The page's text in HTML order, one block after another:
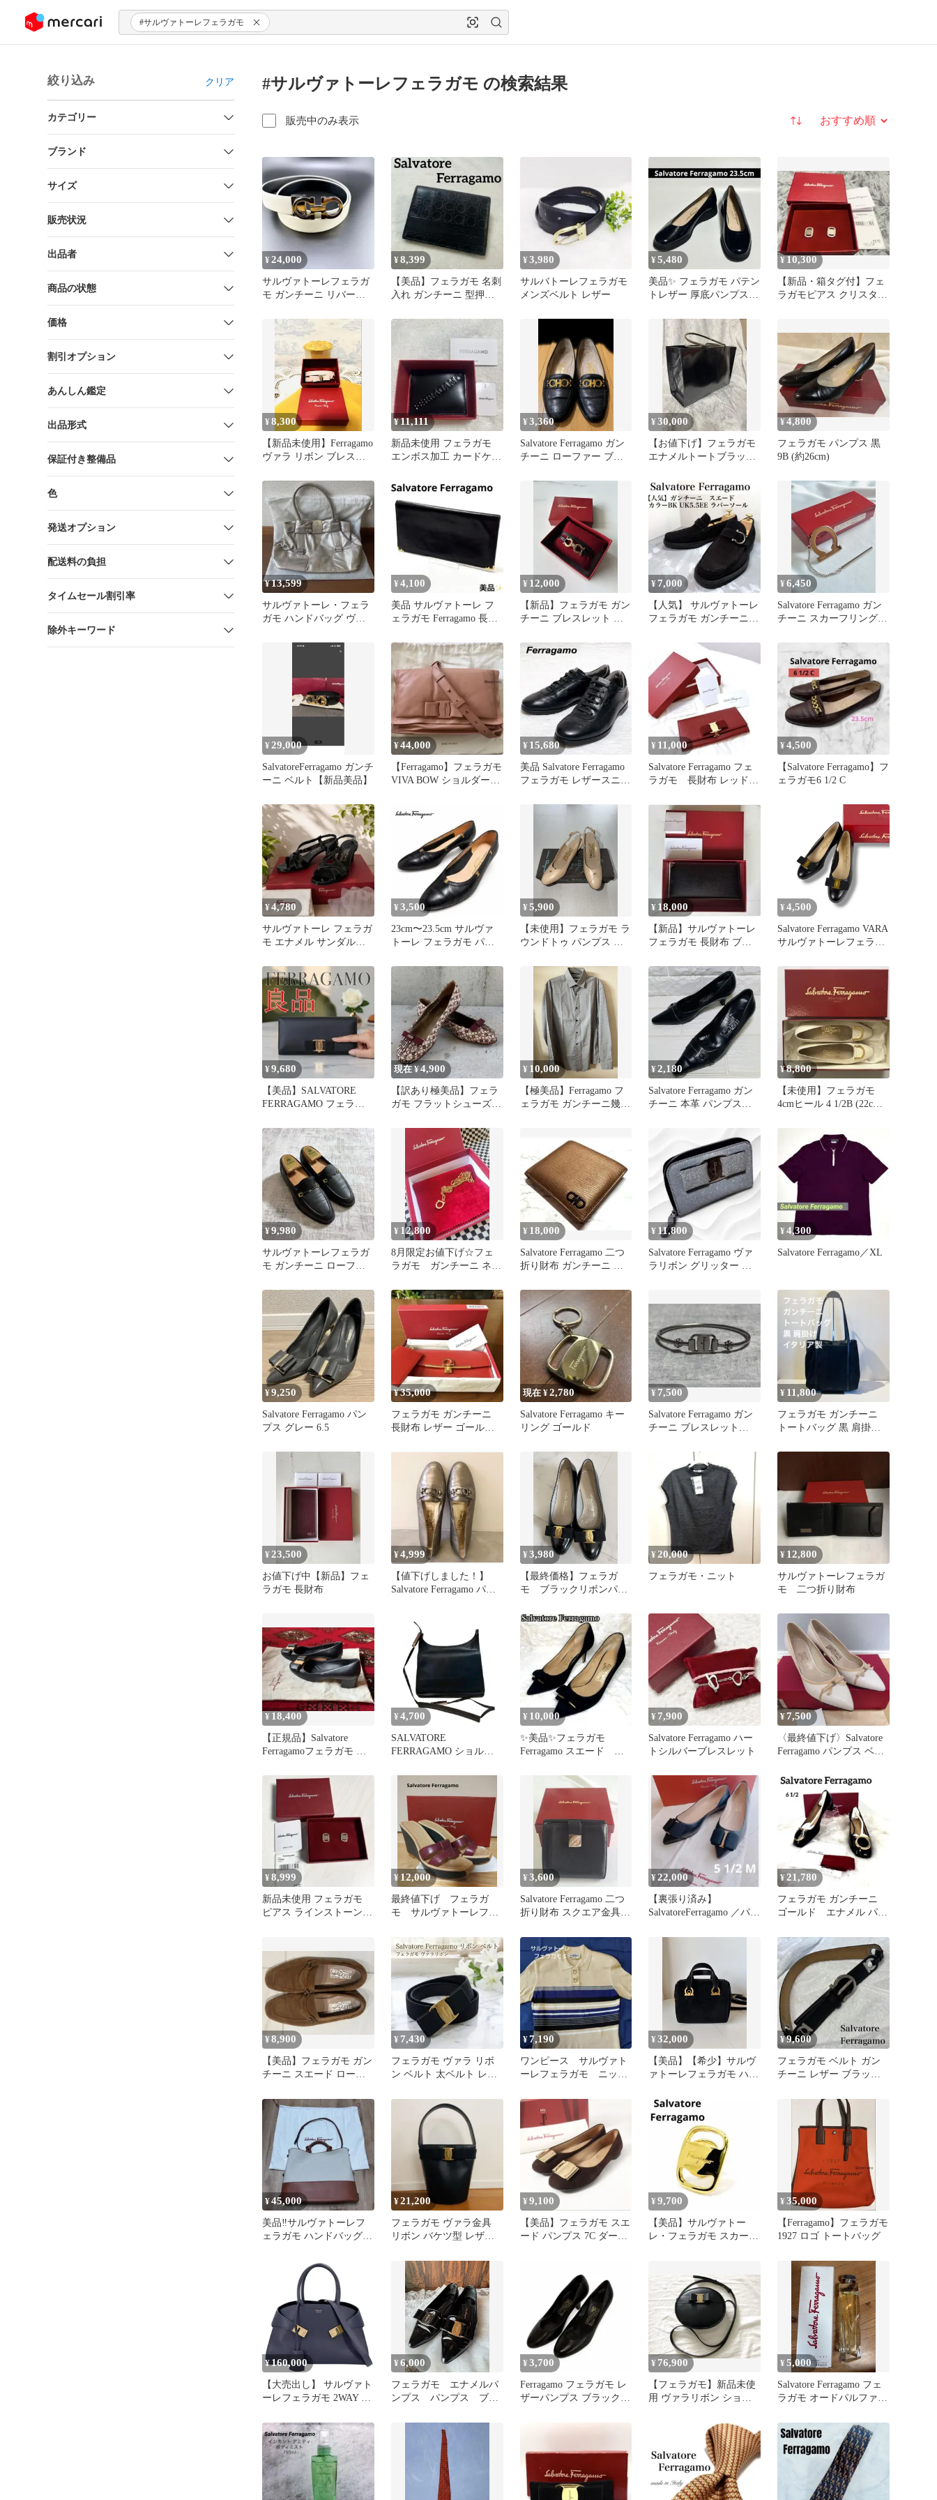
ツにスキップ #サルヴァトーレフェラガモ
絞り込み クリア
カテゴリー
ブランド
サイズ
販売状況
出品者
商品の状態
価格
割引オプション
あんしん鑑定
出品形式
保証付き整備品
色
発送オプション
配送料の負担
タイムセール割引率
除外キーワード
#サルヴァトーレフェラガモ の検索結果
販売中のみ表示 並び替え
¥24,000
サルヴァトーレフェラガ
モ ガンチーニ リバーシ
¥8,399
【美品】フェラガモ 名刺
入れ ガンチーニ 型押し
¥3,980
サルバトーレフェラガモ
メンズベルト レザー
¥5,480
美品✨ フェラガモ パテン
トレザー 厚底パンプス
¥ 10,300
【新品・箱タグ付】フェ
ラガモピアス クリスタル
¥8,300
【新品未使用】Ferragamo
ヴァラ リボン ブレスレ
¥11,111
新品未使用 フェラガモ
エンボス加工 カードケー
¥3,360
Salvatore Ferragamo ガン
チーニ ローファー ブラ
¥30,000
【お値下げ】フェラガモ
エナメルトートブラック
¥4,800
フェラガモ パンプス 黒
9B (約26cm)
¥13,599
サルヴァトーレ・フェラ
ガモ ハンドバッグ ヴァ
¥ 4,100
美品 サルヴァトーレ フ
ェラガモ Ferragamo 長財
¥ 12,000
【新品】フェラガモ ガン
チーニ ブレスレット チ
¥ 7,000
【人気】 サルヴァトーレ
フェラガモ ガンチーニ
¥6,450
Salvatore Ferragamo ガン
チーニ スカーフリング
¥ 29,000
SalvatoreFerragamo ガンチ
ーニ ベルト【新品美品】
¥44,000
【Ferragamo】フェラガモ
VIVA BOW ショルダーバ
¥ 15,680
美品 Salvatore Ferragamo
フェラガモ レザースニー
¥ 11,000
Salvatore Ferragamo フェ
ラガモ 長財布 レッド
¥4,500
【Salvatore Ferragamo】フ
ェラガモ6 1/2 C
¥4,780
サルヴァトーレ フェラガ
モ エナメル サンダル
¥ 3,500
23cm〜23.5cm サルヴァ
トーレ フェラガモ パン
¥5,900
【未使用】フェラガモ ラ
ウンドトゥ パンプス ヴ
¥ 18,000
【新品】サルヴァトーレ
フェラガモ 長財布 ブラ
¥ 4,500
Salvatore Ferragamo VARA
サルヴァトーレフェラガ
ス ブラック レザー
¥9,680
【美品】SALVATORE
FERRAGAMO フェラガ
現在 ¥4,900
【訳あり極美品】フェラ
ガモ フラットシューズ
¥ 10,000
【極美品】Ferragamo フ
ェラガモ ガンチーニ幾何
¥2,180
Salvatore Ferragamo ガン
チーニ 本革 パンプス
¥8,800
【未使用】フェラガモ
4cmヒール 4 1/2B (22cm)
¥9,980
サルヴァトーレフェラガ
モ ガンチーニ ローファ
¥ 12,800
8月限定お値下げ☆フェ
ラガモ ガンチーニ ネッ
¥ 18,000
Salvatore Ferragamo 二つ
折り財布 ガンチーニ ラ
¥ 11,800
Salvatore Ferragamo ヴァ
ラリボン グリッター 小
¥4,300
Salvatore Ferragamo／XL
¥9,250
Salvatore Ferragamo パン
プス グレー 6.5
¥35,000
フェラガモ ガンチーニ
長財布 レザー ゴールド
現在 ¥2,780
Salvatore Ferragamo キー
リング ゴールド
¥ 7,500
Salvatore Ferragamo ガン
チーニ ブレスレット
¥ 11,800
フェラガモ ガンチーニ
トートバッグ 黒 肩掛け
¥ 23,500
お値下げ中【新品】フェ
ラガモ 長財布
¥4,999
【値下げしました！】
Salvatore Ferragamo パン
¥3,980
【最終価格】フェラガ
モ ブラックリボンパン
¥20,000
フェラガモ・ニット
¥ 12,800
サルヴァトーレフェラガ
モ 二つ折り財布
¥ 18,400
【正規品】Salvatore
Ferragamoフェラガモ ヴ
¥ 4,700
SALVATORE
FERRAGAMO ショルダ
ク
¥ 10,000
✨美品✨フェラガモ
Ferragamo スエード パ
¥ 7,900
Salvatore Ferragamo ハー
トシルバーブレスレット
¥7,500
〈最終値下げ〉Salvatore
Ferragamo パンプス ベー
¥8,999
新品未使用 フェラガモ
ピアス ラインストーン
¥12,000
最終値下げ フェラガ
モ サルヴァトーレフェ
¥3,600
Salvatore Ferragamo 二つ
折り財布 スクエア金具
¥22,000
【裏張り済み】
SalvatoreFerragamo ／パン
¥21,780
フェラガモ ガンチーニ
ゴールド エナメル パン
¥8,900
【美品】フェラガモ ガン
チーニ スエード ローフ
¥ 7,430
フェラガモ ヴァラ リボ
ン ベルト 太ベルト レア
¥7,190
ワンピース サルヴァト
ーレフェラガモ ニッ
丈 イタリア製
¥32,000
【美品】【希少】サルヴ
ァトーレフェラガモ ハン
¥9,600
フェラガモ ベルト ガン
チーニ レザー ブラック
¥45,000
美品‼️サルヴァトーレフ
ェラガモ ハンドバッグ
¥21,200
フェラガモ ヴァラ金具
リボン バケツ型 レザー
¥9,100
【美品】フェラガモ スエ
ード パンプス 7C ダーク
¥ 9,700
【美品】サルヴァトー
レ・フェラガモ スカーフ
¥35,000
【Ferragamo】フェラガモ
1927 ロゴ トートバッグ
¥160,000
【大売出し】 サルヴァト
ーレフェラガモ 2WAY レ
ートバッグ ショルダーバ
ック Salvatore Ferragamo
レザー ネイビー 紺 ゴー
ルド金具【中古品】
¥6,000
フェラガモ エナメルパ
ンプス パンプス ブラ
¥ 3,700
Ferragamo フェラガモ レ
ザーパンプス ブラック
¥ 76,900
⁠【フェラガモ】新品未使
用 ヴァラリボン ショル
¥5,000
Salvatore Ferragamo フェ
ラガモ オードパルファム